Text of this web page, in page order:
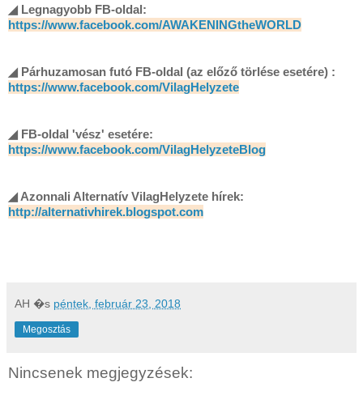
◢ Legnagyobb FB-oldal:
https://www.facebook.com/AWAKENINGtheWORLD
◢ Párhuzamosan futó FB-oldal (az előző törlése esetére) :
https://www.facebook.com/VilagHelyzete
◢ FB-oldal 'vész' esetére:
https://www.facebook.com/VilagHelyzeteBlog
◢ Azonnali Alternatív VilagHelyzete hírek:
http://alternativhirek.blogspot.com
AH �s péntek, február 23, 2018
Megosztás
Nincsenek megjegyzések: